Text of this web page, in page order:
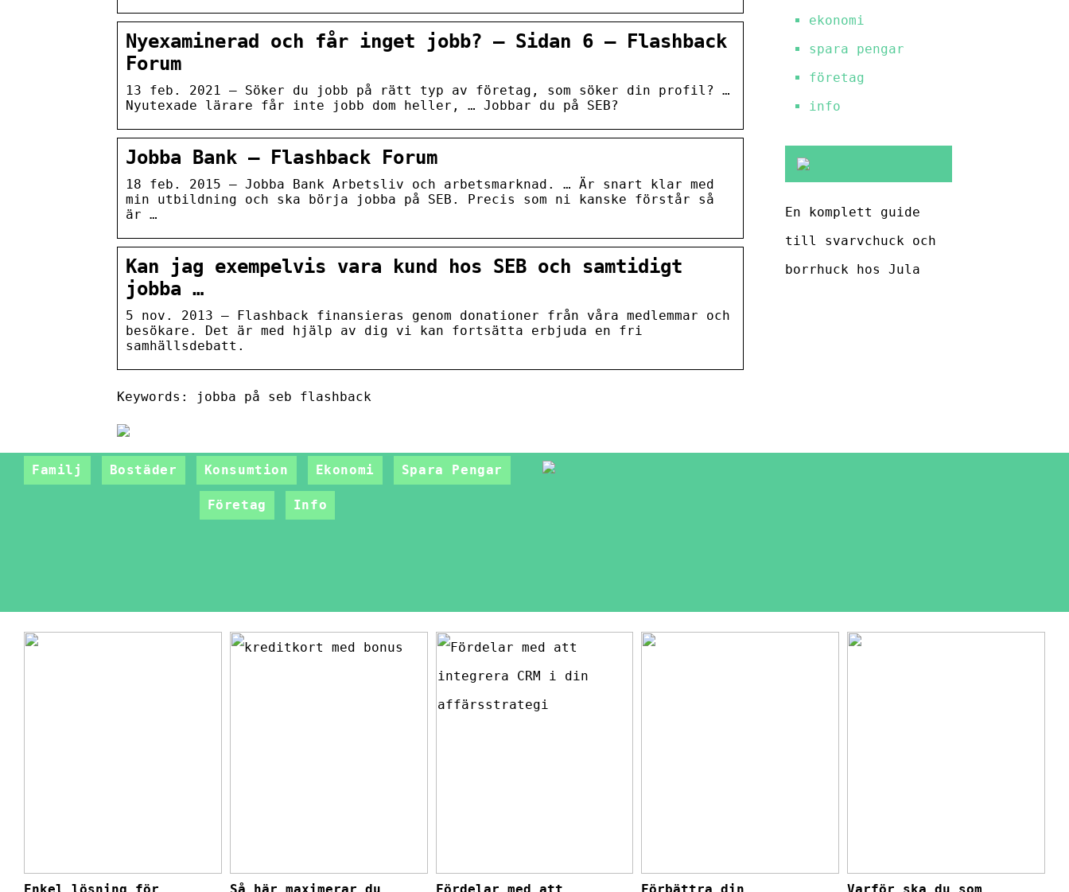
Nyexaminerad och får inget jobb? – Sidan 6 – Flashback
Forum
13 feb. 2021 — Söker du jobb på rätt typ av företag, som söker din profil? …
Nyutexade lärare får inte jobb dom heller, … Jobbar du på SEB?
Jobba Bank – Flashback Forum
18 feb. 2015 — Jobba Bank Arbetsliv och arbetsmarknad. … Är snart klar med
min utbildning och ska börja jobba på SEB. Precis som ni kanske förstår så
är …
Kan jag exempelvis vara kund hos SEB och samtidigt
jobba …
5 nov. 2013 — Flashback finansieras genom donationer från våra medlemmar och
besökare. Det är med hjälp av dig vi kan fortsätta erbjuda en fri
samhällsdebatt.
Keywords: jobba på seb flashback
ekonomi
spara pengar
företag
info
En komplett guide
till svarvchuck och
borrhuck hos Jula
Familj Bostäder Konsumtion Ekonomi Spara Pengar
Företag Info